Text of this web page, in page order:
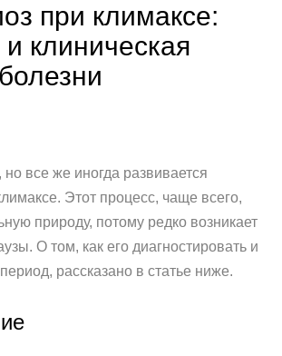
при климаксе:
клиническая
все же иногда развивается
Этот процесс, чаще всего,
природу, потому редко возникает
О том, как его диагностировать и
рассказано в статье ниже.